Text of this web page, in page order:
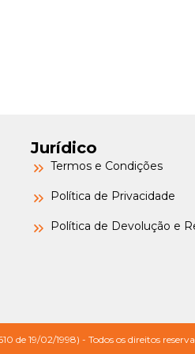
Jurídico
Termos e Condições
Política de Privacidade
Política de Devolução e
de 19/02/1998) - Todos os direitos